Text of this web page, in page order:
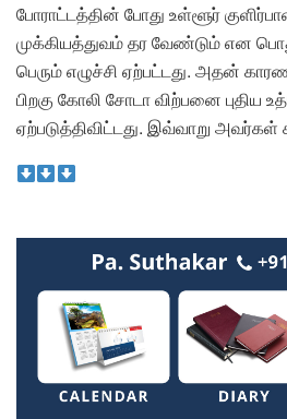
போராட்டத்தின் போது உள்ளூர்
முக்கியத்துவம் தர வேண்டும் என
பெரும் எழுச்சி ஏற்பட்டது. அதன்
பிறகு கோலி சோடா விற்பனை புதிய
ஏற்படுத்திவிட்டது. இவ்வாறு அவர்கள்